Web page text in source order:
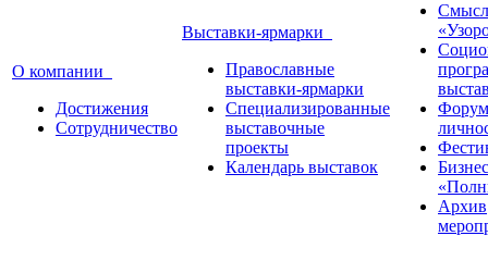
О компании
Достижения
Сотрудничество
Выставки-ярмарки
Православные
выставки-ярмарки
Специализированные
выставочные
проекты
Календарь выставок
Форум
Архив